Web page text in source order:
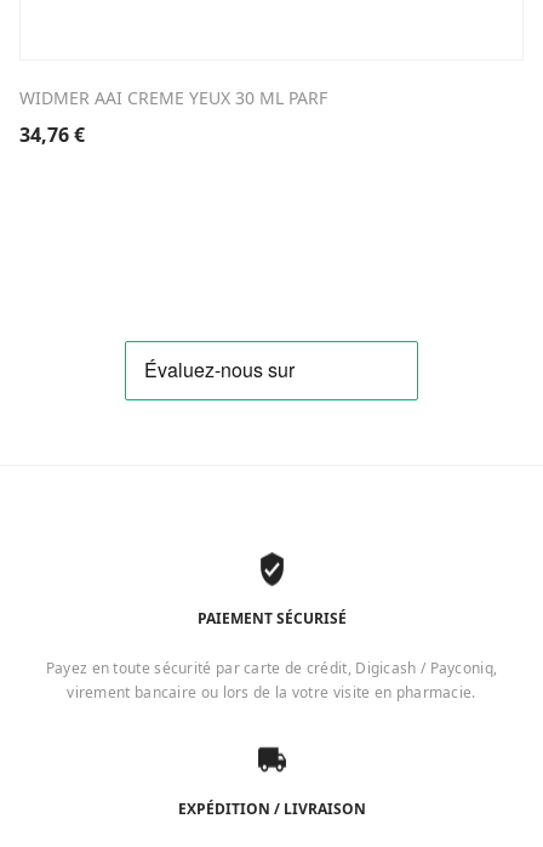
WIDMER AAI CREME YEUX 30 ML PARF
34,76€
PAIEMENT SÉCURISÉ
Payez en toute sécurité par carte de crédit, Digicash / Payconiq,
virement bancaire ou lors de la votre visite en pharmacie.
EXPÉDITION / LIVRAISON